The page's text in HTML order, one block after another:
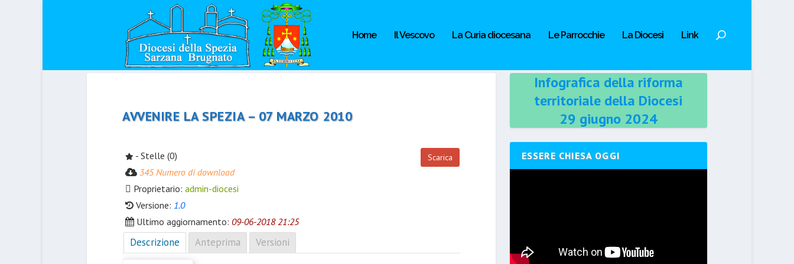
Home Il Vescovo La Curia diocesana Le Parrocchie La Diocesi Link
AVVENIRE LA SPEZIA – 07 MARZO 2010
Scarica
- Stelle (0)
345 Numero di download
Proprietario: admin-diocesi
Versione: 1.0
Ultimo aggiornamento: 09-06-2018 21:25
Descrizione Anteprima Versioni
Infografica della riforma
territoriale della Diocesi
29 giugno 2024
ESSERE CHIESA OGGI